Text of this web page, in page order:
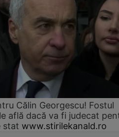
Călin Georgescu! Fostul
află dacă va fi judecat
stat www.stirilekanald.ro